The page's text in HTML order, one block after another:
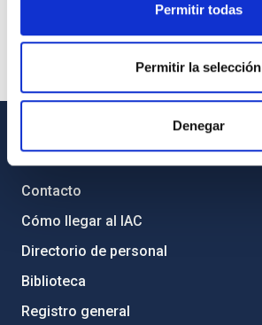
Permitir todas
Permitir la selección
Denegar
INFORMACIÓN GENERAL
Contacto
Cómo llegar al IAC
Directorio de personal
Biblioteca
Registro general